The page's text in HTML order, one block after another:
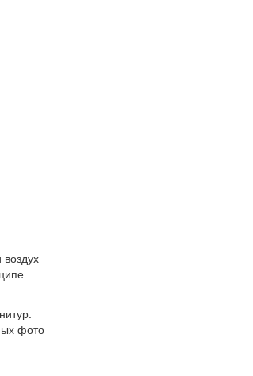
фото